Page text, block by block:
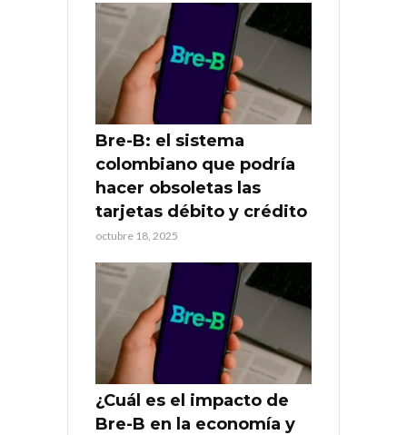
Bre-B: el sistema
colombiano que podría
hacer obsoletas las
tarjetas débito y crédito
octubre 18, 2025
¿Cuál es el impacto de
Bre-B en la economía y